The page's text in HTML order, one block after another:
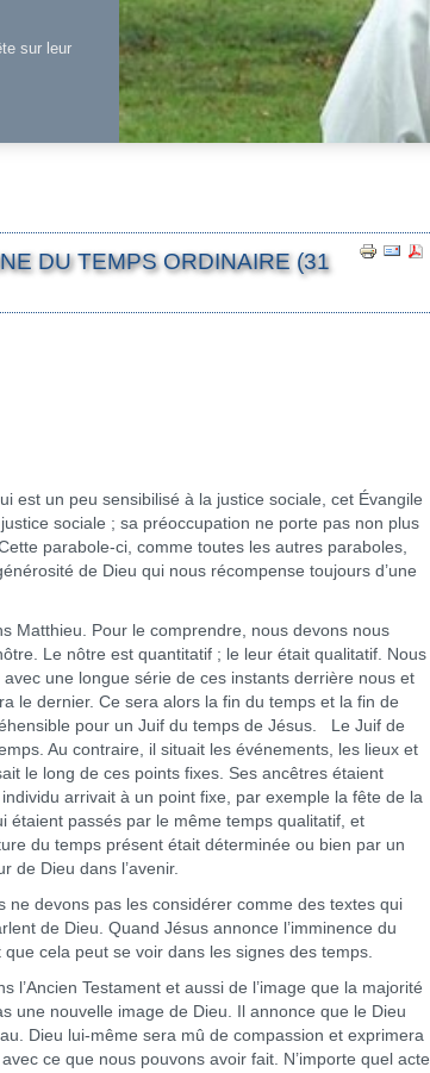
sur leur
DU TEMPS ORDINAIRE (31
un peu sensibilisé à la justice sociale, cet Évangile
sociale ; sa préoccupation ne porte pas non plus
parabole-ci, comme toutes les autres paraboles,
de Dieu qui nous récompense toujours d’une
Pour le comprendre, nous devons nous
Le nôtre est quantitatif ; le leur était qualitatif. Nous
une longue série de ces instants derrière nous et
le dernier. Ce sera alors la fin du temps et la fin de
pour un Juif du temps de Jésus. Le Juif de
Au contraire, il situait les événements, les lieux et
le long de ces points fixes. Ses ancêtres étaient
arrivait à un point fixe, par exemple la fête de la
étaient passés par le même temps qualitatif, et
du temps présent était déterminée ou bien par un
de Dieu dans l’avenir.
devons pas les considérer comme des textes qui
de Dieu. Quand Jésus annonce l’imminence du
cela peut se voir dans les signes des temps.
Testament et aussi de l’image que la majorité
une nouvelle image de Dieu. Il annonce que le Dieu
Dieu lui-même sera mû de compassion et exprimera
ce que nous pouvons avoir fait. N’importe quel acte